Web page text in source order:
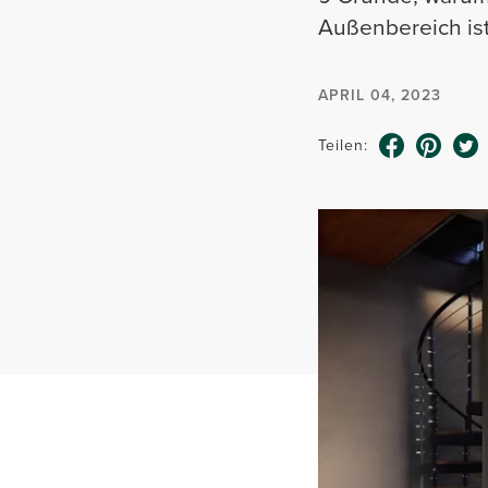
Außenbereich
APRIL 04, 2023
Teilen: